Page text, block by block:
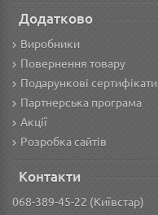
Додатково
Виробники
Повернення товару
Подарункові сертифікати
Партнерська програма
Акції
Розробка сайтів
Контакти
068-389-45-22 (Київстар)